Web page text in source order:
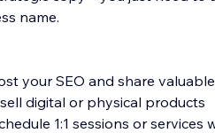
name.
your SEO and share
digital or physical products
1:1 sessions or services